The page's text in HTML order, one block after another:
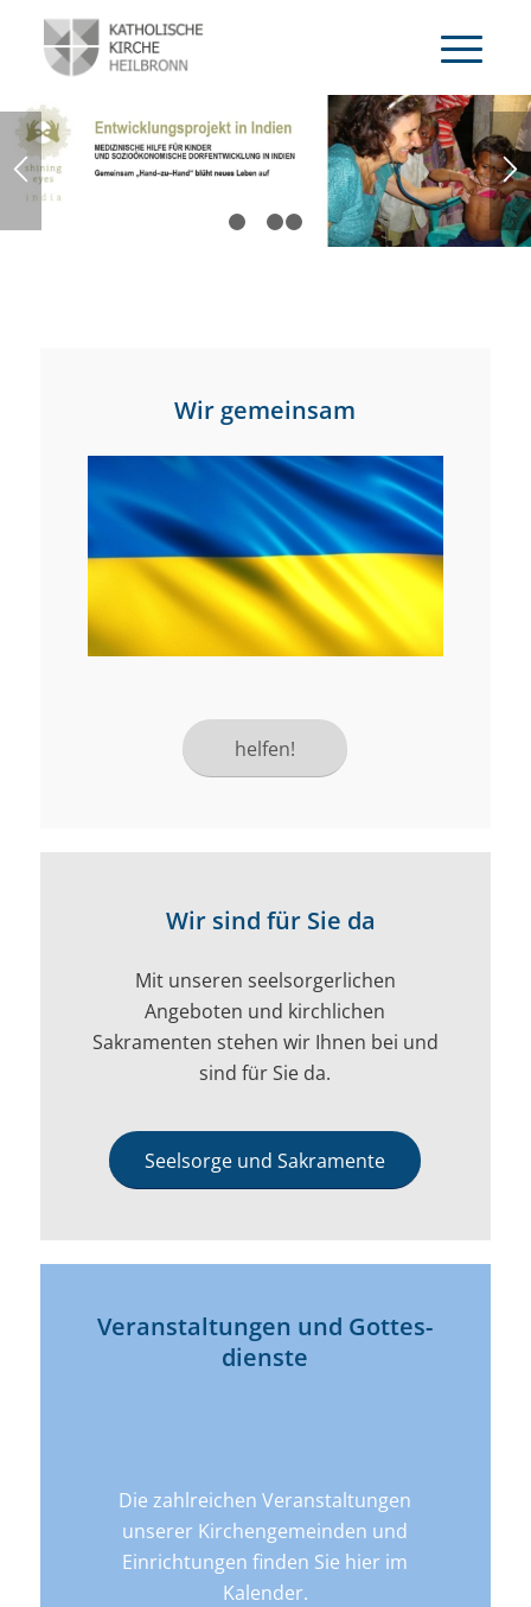
ERFAHREN SIE MEHR
1 2 3 4
Wir gemeinsam
helfen!
Wir sind für Sie da
Mit unseren seelsorgerlichen
Angeboten und kirchlichen
Sakramenten stehen wir Ihnen bei und
sind für Sie da.
Seelsorge und Sakramente
Veran­­staltungen und Gottes­
dienste
Die zahlreichen Veranstaltungen
unserer Kirchengemeinden und
Einrichtungen finden Sie hier im
Kalender.